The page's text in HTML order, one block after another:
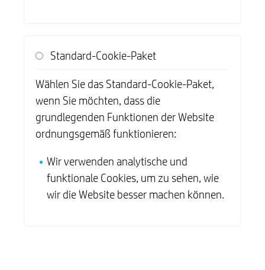
Standard-Cookie-Paket
Wählen Sie das Standard-Cookie-Paket,
wenn Sie möchten, dass die
grundlegenden Funktionen der Website
ordnungsgemäß funktionieren:
Wir verwenden analytische und
funktionale Cookies, um zu sehen, wie
wir die Website besser machen können.